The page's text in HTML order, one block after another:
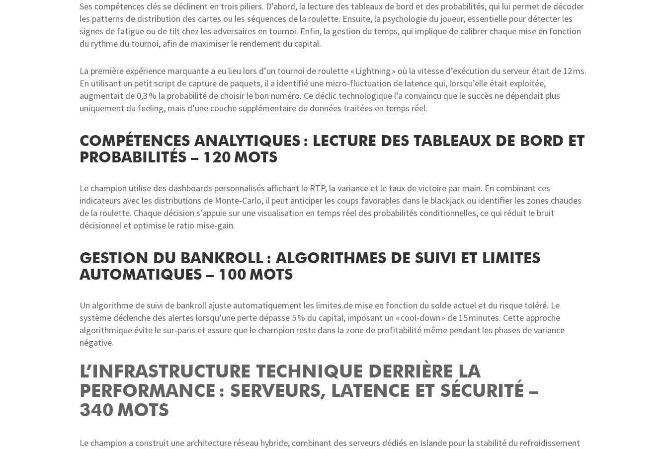
Ses compétences clés se déclinent en trois piliers. D’abord, la lecture des tableaux de bord et des probabilités, qui lui permet de décoder
les patterns de distribution des cartes ou les séquences de la roulette. Ensuite, la psychologie du joueur, essentielle pour détecter les
signes de fatigue ou de tilt chez les adversaires en tournoi. Enfin, la gestion du temps, qui implique de calibrer chaque mise en fonction
du rythme du tournoi, afin de maximiser le rendement du capital.
La première expérience marquante a eu lieu lors d’un tournoi de roulette « Lightning » où la vitesse d’exécution du serveur était de 12 ms.
En utilisant un petit script de capture de paquets, il a identifié une micro‑fluctuation de latence qui, lorsqu’elle était exploitée,
augmentait de 0,3 % la probabilité de choisir le bon numéro. Ce déclic technologique l’a convaincu que le succès ne dépendait plus
uniquement du feeling, mais d’une couche supplémentaire de données traitées en temps réel.
COMPÉTENCES ANALYTIQUES : LECTURE DES TABLEAUX DE BORD ET
PROBABILITÉS – 120 MOTS
Le champion utilise des dashboards personnalisés affichant le RTP, la variance et le taux de victoire par main. En combinant ces
indicateurs avec les distributions de Monte‑Carlo, il peut anticiper les coups favorables dans le blackjack ou identifier les zones chaudes
de la roulette. Chaque décision s’appuie sur une visualisation en temps réel des probabilités conditionnelles, ce qui réduit le bruit
décisionnel et optimise le ratio mise‑gain.
GESTION DU BANKROLL : ALGORITHMES DE SUIVI ET LIMITES
AUTOMATIQUES – 100 MOTS
Un algorithme de suivi de bankroll ajuste automatiquement les limites de mise en fonction du solde actuel et du risque toléré. Le
système déclenche des alertes lorsqu’une perte dépasse 5 % du capital, imposant un « cool‑down » de 15 minutes. Cette approche
algorithmique évite le sur‑paris et assure que le champion reste dans la zone de profitabilité même pendant les phases de variance
négative.
L’INFRASTRUCTURE TECHNIQUE DERRIÈRE LA
PERFORMANCE : SERVEURS, LATENCE ET SÉCURITÉ –
340 MOTS
Le champion a construit une architecture réseau hybride, combinant des serveurs dédiés en Islande pour la stabilité du refroidissement